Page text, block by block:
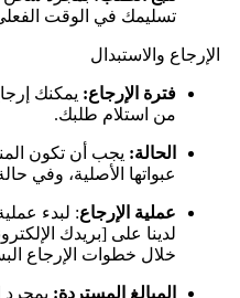
تسليمك في الوقت
الإرجاع والاستبدال
فترة الإرجاع: يمكنك
من استلام طلبك.
الحالة: يجب أن تكون
عبواتها الأصلية، وفي
عملية الإرجاع: لبدء
لدينا على [بريدك
خلال خطوات الإرجاع
المبالغ المستردة: بمجرد